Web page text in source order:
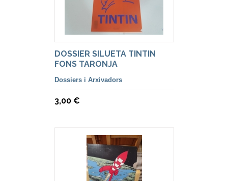
DOSSIER SILUETA TINTIN
FONS TARONJA
Dossiers i Arxivadors
3,00 €